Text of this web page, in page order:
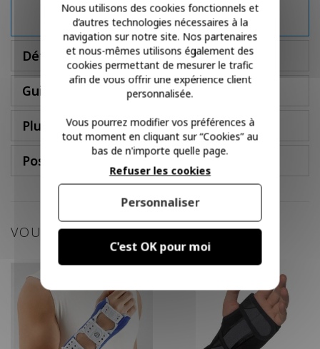
Détails
Guide des tailles
Plus d'infos
Poser une question
VOUS POURRIEZ AIMER
Nous utilisons des cookies fonctionnels et
d’autres technologies nécessaires à la
navigation sur notre site. Nos partenaires
et nous-mêmes utilisons également des
cookies permettant de mesurer le trafic
afin de vous offrir une expérience client
personnalisée.
Vous pourrez modifier vos préférences à
tout moment en cliquant sur “Cookies” au
bas de n'importe quelle page.
C'est OK pour moi
Refuser les cookies
Personnaliser